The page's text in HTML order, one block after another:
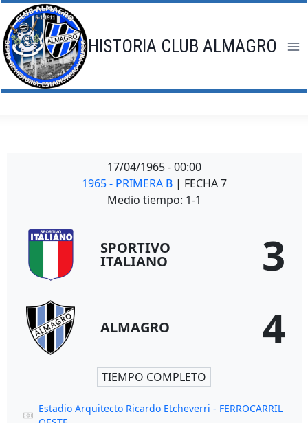
Saltar
al
contenido
HISTORIA CLUB ALMAGRO
17/04/1965 - 00:00
1965 - PRIMERA B | FECHA 7
Medio tiempo: 1-1
SPORTIVO
ITALIANO 3
ALMAGRO 4
TIEMPO COMPLETO
Estadio Arquitecto Ricardo Etcheverri - FERROCARRIL